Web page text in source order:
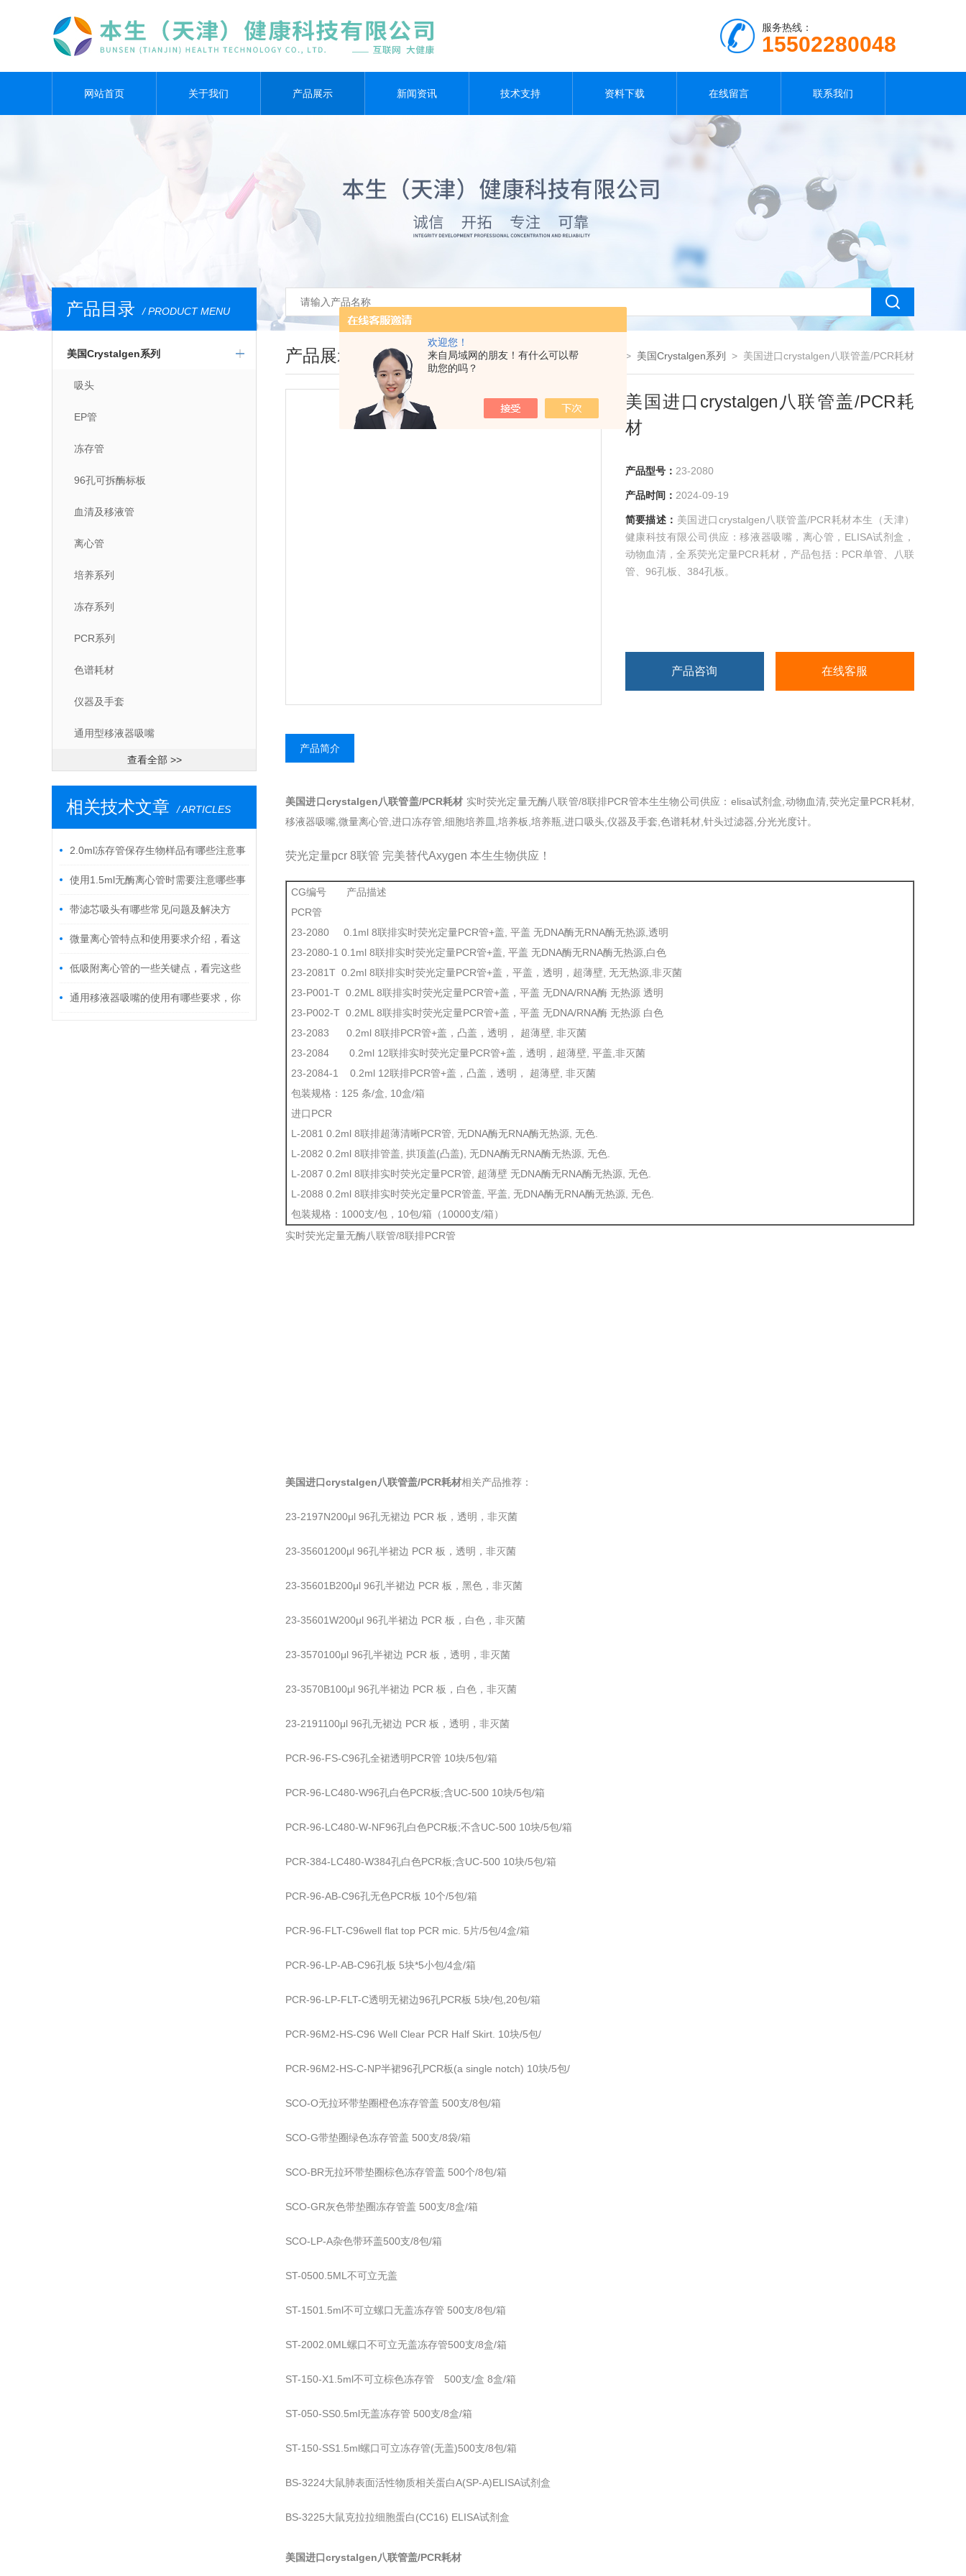
欢迎您！
来自局域网的朋友！有什么可以帮
助您的吗？
服务热线：
15502280048
网站首页 关于我们 产品展示 新闻资讯 技术支持 资料下载 在线留言 联系我们
产品目录 / PRODUCT MENU
美国Crystalgen系列
吸头
EP管
冻存管
96孔可拆酶标板
血清及移液管
离心管
培养系列
冻存系列
PCR系列
色谱耗材
仪器及手套
通用型移液器吸嘴
查看全部 >>
相关技术文章 / ARTICLES
2.0ml冻存管保存生物样品有哪些注意事
项？使用1.5ml无酶离心管时需要注意哪些事
项？带滤芯吸头有哪些常见问题及解决方
法？微量离心管特点和使用要求介绍，看这
里！低吸附离心管的一些关键点，看完这些
让你不踩坑！
通用移液器吸嘴的使用有哪些要求，你
产品展示 您现在的位置：首页>产品展示 > > 美国Crystalgen系列 > 美国进口crystalgen八联管盖/PCR耗材
美国进口crystalgen八联管盖/PCR耗
材
产品型号： 23-2080
产品时间： 2024-09-19
简要描述： 美国进口crystalgen八联管盖/PCR耗材本生（天津）
健康科技有限公司供应：移液器吸嘴，离心管，ELISA试剂盒，
动物血清，全系荧光定量PCR耗材，产品包括：PCR单管、八联
管、96孔板、384孔板。
产品咨询 在线客服
产品简介
美国进口crystalgen八联管盖/PCR耗材 实时荧光定量无酶八联管/8联排PCR管本生生物公司供应：elisa试剂盒,动物血清,荧光定量PCR耗材,
移液器吸嘴,微量离心管,进口冻存管,细胞培养皿,培养板,培养瓶,进口吸头,仪器及手套,色谱耗材,针头过滤器,分光光度计。
荧光定量pcr 8联管 完美替代Axygen 本生生物供应！
CG编号 产品描述
PCR管
23-2080 0.1ml 8联排实时荧光定量PCR管+盖, 平盖 无DNA酶无RNA酶无热源,透明
23-2080-1 0.1ml 8联排实时荧光定量PCR管+盖, 平盖 无DNA酶无RNA酶无热源,白色
23-2081T 0.2ml 8联排实时荧光定量PCR管+盖，平盖，透明，超薄壁, 无无热源,非灭菌
23-P001-T 0.2ML 8联排实时荧光定量PCR管+盖，平盖 无DNA/RNA酶 无热源 透明
23-P002-T 0.2ML 8联排实时荧光定量PCR管+盖，平盖 无DNA/RNA酶 无热源 白色
23-2083 0.2ml 8联排PCR管+盖，凸盖，透明， 超薄壁, 非灭菌
23-2084 0.2ml 12联排实时荧光定量PCR管+盖，透明，超薄壁, 平盖,非灭菌
23-2084-1 0.2ml 12联排PCR管+盖，凸盖，透明， 超薄壁, 非灭菌
包装规格：125 条/盒, 10盒/箱
进口PCR
L-2081 0.2ml 8联排超薄清晰PCR管, 无DNA酶无RNA酶无热源, 无色.
L-2082 0.2ml 8联排管盖, 拱顶盖(凸盖), 无DNA酶无RNA酶无热源, 无色.
L-2087 0.2ml 8联排实时荧光定量PCR管, 超薄壁 无DNA酶无RNA酶无热源, 无色.
L-2088 0.2ml 8联排实时荧光定量PCR管盖, 平盖, 无DNA酶无RNA酶无热源, 无色.
包装规格：1000支/包，10包/箱（10000支/箱）
实时荧光定量无酶八联管/8联排PCR管
美国进口crystalgen八联管盖/PCR耗材相关产品推荐：
23-2197N200μl 96孔无裙边 PCR 板，透明，非灭菌
23-35601200μl 96孔半裙边 PCR 板，透明，非灭菌
23-35601B200μl 96孔半裙边 PCR 板，黑色，非灭菌
23-35601W200μl 96孔半裙边 PCR 板，白色，非灭菌
23-3570100μl 96孔半裙边 PCR 板，透明，非灭菌
23-3570B100μl 96孔半裙边 PCR 板，白色，非灭菌
23-2191100μl 96孔无裙边 PCR 板，透明，非灭菌
PCR-96-FS-C96孔全裙透明PCR管 10块/5包/箱
PCR-96-LC480-W96孔白色PCR板;含UC-500 10块/5包/箱
PCR-96-LC480-W-NF96孔白色PCR板;不含UC-500 10块/5包/箱
PCR-384-LC480-W384孔白色PCR板;含UC-500 10块/5包/箱
PCR-96-AB-C96孔无色PCR板 10个/5包/箱
PCR-96-FLT-C96well flat top PCR mic. 5片/5包/4盒/箱
PCR-96-LP-AB-C96孔板 5块*5小包/4盒/箱
PCR-96-LP-FLT-C透明无裙边96孔PCR板 5块/包,20包/箱
PCR-96M2-HS-C96 Well Clear PCR Half Skirt. 10块/5包/
PCR-96M2-HS-C-NP半裙96孔PCR板(a single notch) 10块/5包/
SCO-O无拉环带垫圈橙色冻存管盖 500支/8包/箱
SCO-G带垫圈绿色冻存管盖 500支/8袋/箱
SCO-BR无拉环带垫圈棕色冻存管盖 500个/8包/箱
SCO-GR灰色带垫圈冻存管盖 500支/8盒/箱
SCO-LP-A杂色带环盖500支/8包/箱
ST-0500.5ML不可立无盖
ST-1501.5ml不可立螺口无盖冻存管 500支/8包/箱
ST-2002.0ML螺口不可立无盖冻存管500支/8盒/箱
ST-150-X1.5ml不可立棕色冻存管 500支/盒 8盒/箱
ST-050-SS0.5ml无盖冻存管 500支/8盒/箱
ST-150-SS1.5ml螺口可立冻存管(无盖)500支/8包/箱
BS-3224大鼠肺表面活性物质相关蛋白A(SP-A)ELISA试剂盒
BS-3225大鼠克拉拉细胞蛋白(CC16) ELISA试剂盒
美国进口crystalgen八联管盖/PCR耗材